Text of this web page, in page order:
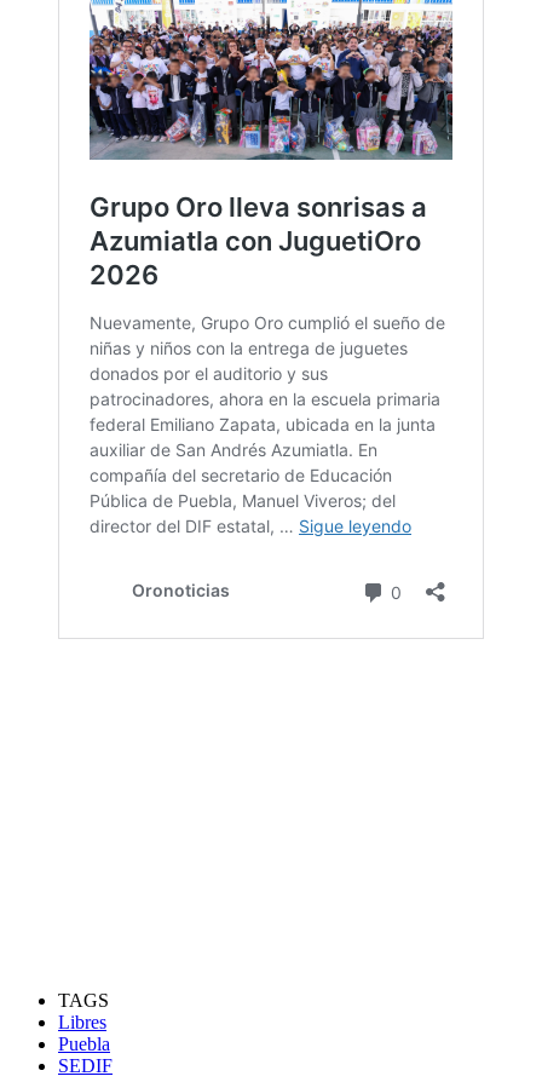
TAGS
Libres
Puebla
SEDIF